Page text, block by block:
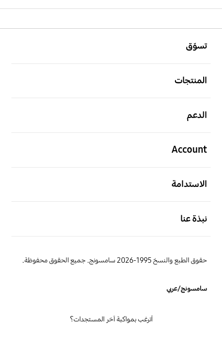
تسوّق
المنتجات
الدعم
Account
الاستدامة
نبذة عنا
حقوق الطبع والنسخ 1995-2026 سامسونج. جميع الحقوق محفوظة.
سامسونج/عربي
أترغب بمواكبة آخر المستجدات؟